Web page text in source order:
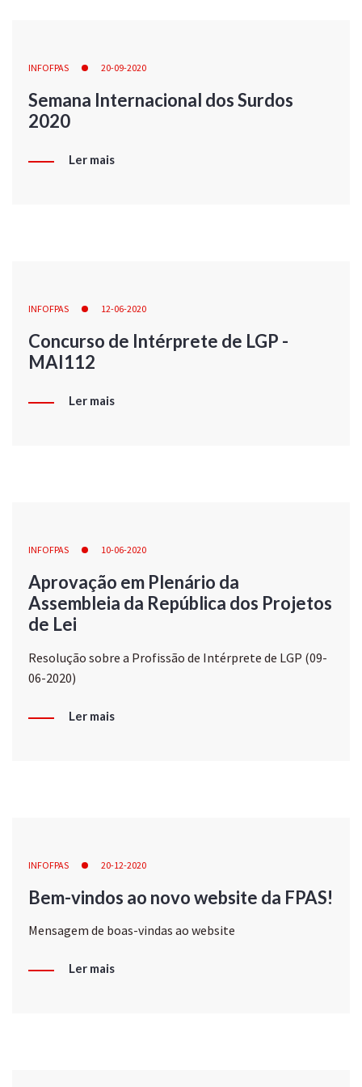
INFOFPAS 20-09-2020
Semana Internacional dos Surdos
2020
Ler mais
INFOFPAS 12-06-2020
Concurso de Intérprete de LGP -
MAI112
Ler mais
INFOFPAS 10-06-2020
Aprovação em Plenário da
Assembleia da República dos Projetos
de Lei
Resolução sobre a Profissão de Intérprete de LGP (09-
06-2020)
Ler mais
INFOFPAS 20-12-2020
Bem-vindos ao novo website da FPAS!
Mensagem de boas-vindas ao website
Ler mais